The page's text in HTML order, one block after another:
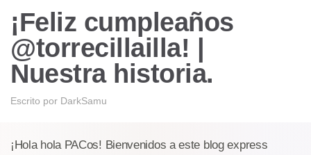
¡Feliz cumpleaños
@torrecillailla! |
Nuestra historia.
Escrito por DarkSamu
¡Hola hola PACos! Bienvenidos a este blog express